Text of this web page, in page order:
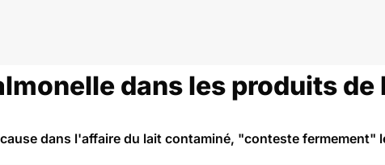
dans les produits de
dans l'affaire du lait contaminé, "conteste fermement"